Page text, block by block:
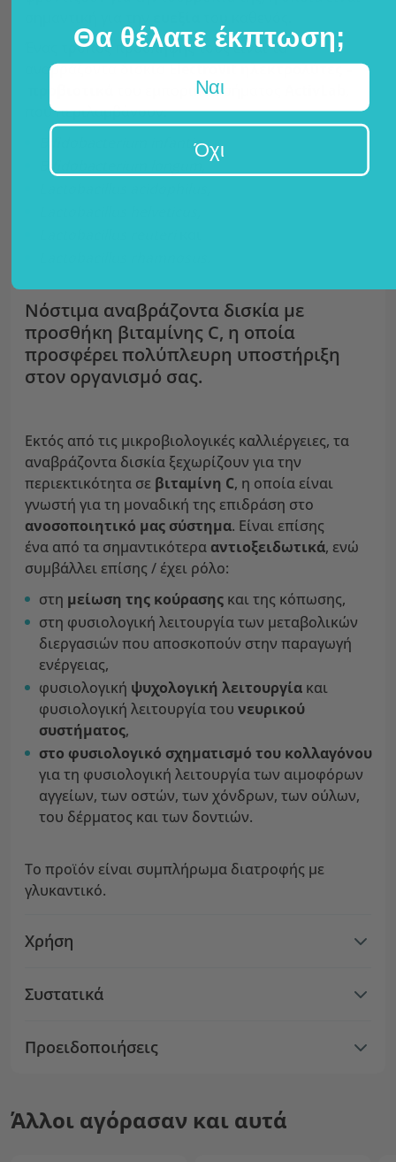
Ένας τρόπος πρόσληψής τους είναι τα
αναβράζοντα δισκίαElectroVit ηλεκτρολύτες –
του εμπορικού σήματος
που περιλαμβάνουν:
Bifidobacterium infantis,
Bifidobacterium longum,
Νόστιμα αναβράζοντα δισκία με
προσθήκη βιταμίνης C, η οποία
προσφέρει πολύπλευρη υποστήριξη
στον οργανισμό σας.
Εκτός από τις μικροβιολογικές καλλιέργειες, τα
αναβράζοντα δισκία ξεχωρίζουν για την
περιεκτικότητα σε βιταμίνη C, η οποία είναι
γνωστή για τη μοναδική της επιδράση στο
ανοσοποιητικό μας σύστημα. Είναι επίσης
ένα από τα σημαντικότερα αντιοξειδωτικά, ενώ
συμβάλλει επίσης / έχει ρόλο:
στη μείωση της κούρασης και της κόπωσης,
στη φυσιολογική λειτουργία των μεταβολικών
διεργασιών που αποσκοπούν στην παραγωγή
ενέργειας,
φυσιολογική ψυχολογική λειτουργία και
φυσιολογική λειτουργία του νευρικού
συστήματος,
στο φυσιολογικό σχηματισμό του κολλαγόνου
για τη φυσιολογική λειτουργία των αιμοφόρων
αγγείων, των οστών, των χόνδρων, των ούλων,
του δέρματος και των δοντιών.
Το προϊόν είναι συμπλήρωμα διατροφής με
γλυκαντικό.
Χρήση
Συστατικά
Προειδοποιήσεις
Άλλοι αγόρασαν και αυτά
Θα θέλατε έκπτωση;
Ναι
Όχι